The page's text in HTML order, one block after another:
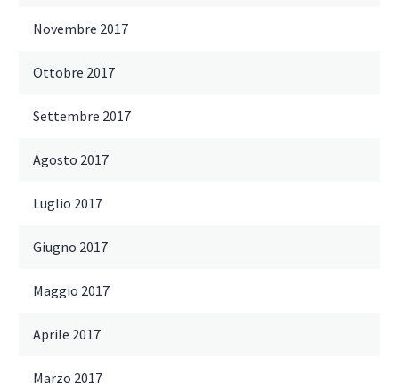
Novembre 2017
Ottobre 2017
Settembre 2017
Agosto 2017
Luglio 2017
Giugno 2017
Maggio 2017
Aprile 2017
Marzo 2017